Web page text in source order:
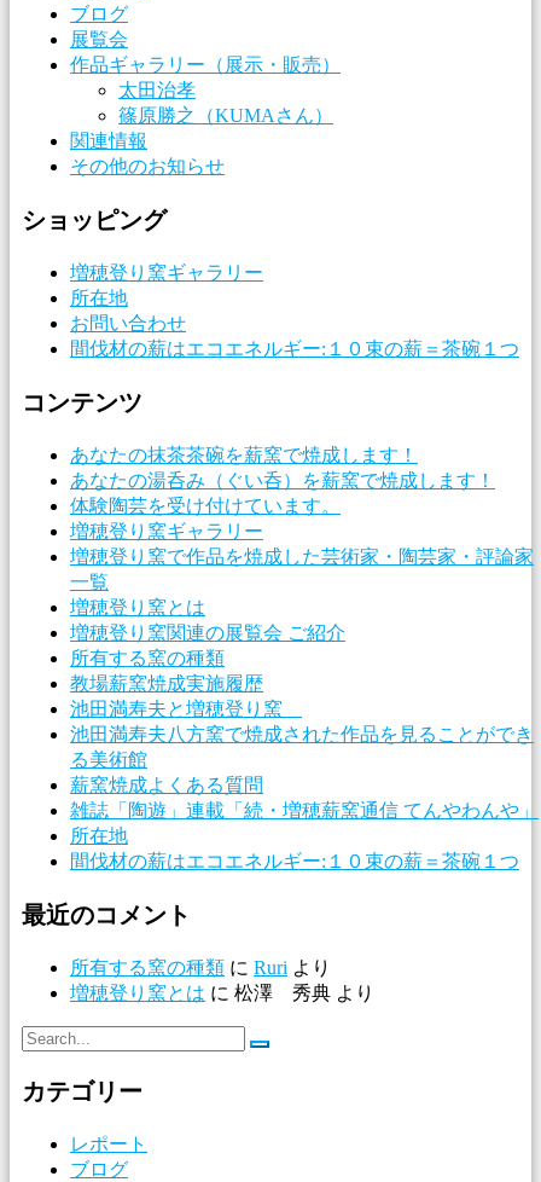
ブログ
展覧会
作品ギャラリー（展示・販売）
太田治孝
篠原勝之（KUMAさん）
関連情報
その他のお知らせ
ショッピング
増穂登り窯ギャラリー
所在地
お問い合わせ
間伐材の薪はエコエネルギー:１０束の薪＝茶碗１つ
コンテンツ
あなたの抹茶茶碗を薪窯で焼成します！
あなたの湯呑み（ぐい呑）を薪窯で焼成します！
体験陶芸を受け付けています。
増穂登り窯ギャラリー
増穂登り窯で作品を焼成した芸術家・陶芸家・評論家
一覧
増穂登り窯とは
増穂登り窯関連の展覧会 ご紹介
所有する窯の種類
教場薪窯焼成実施履歴
池田満寿夫と増穂登り窯
池田満寿夫八方窯で焼成された作品を見ることができ
る美術館
薪窯焼成よくある質問
雑誌「陶遊」連載「続・増穂薪窯通信 てんやわんや」
所在地
間伐材の薪はエコエネルギー:１０束の薪＝茶碗１つ
最近のコメント
所有する窯の種類 に Ruri より
増穂登り窯とは に 松澤 秀典 より
カテゴリー
レポート
ブログ